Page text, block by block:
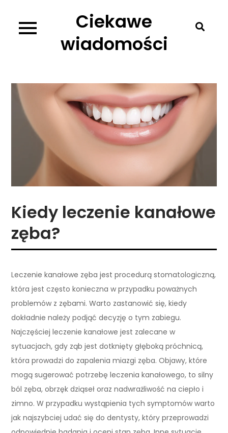
content
Ciekawe
wiadomości
Kiedy leczenie kanałowe
zęba?
Leczenie kanałowe zęba jest procedurą stomatologiczną,
która jest często konieczna w przypadku poważnych
problemów z zębami. Warto zastanowić się, kiedy
dokładnie należy podjąć decyzję o tym zabiegu.
Najczęściej leczenie kanałowe jest zalecane w
sytuacjach, gdy ząb jest dotknięty głęboką próchnicą,
która prowadzi do zapalenia miazgi zęba. Objawy, które
mogą sugerować potrzebę leczenia kanałowego, to silny
ból zęba, obrzęk dziąseł oraz nadwrażliwość na ciepło i
zimno. W przypadku wystąpienia tych symptomów warto
jak najszybciej udać się do dentysty, który przeprowadzi